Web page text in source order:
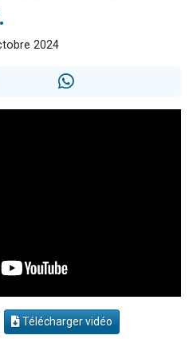
places pour étudier en groupe sur Zoom
donner son Maasser
2024
Télécharger vidéo